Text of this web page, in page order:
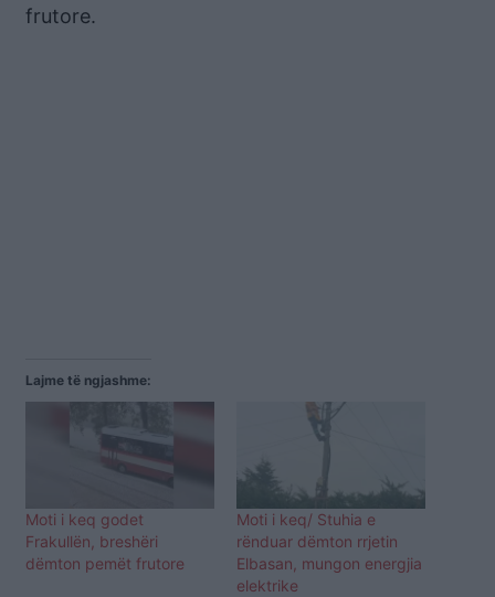
frutore.
Lajme të ngjashme:
Moti i keq godet
Frakullën, breshëri
dëmton pemët frutore
Moti i keq/ Stuhia e
rënduar dëmton rrjetin
Elbasan, mungon energjia
elektrike